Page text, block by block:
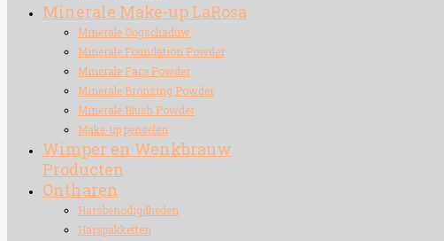
Minerale Make-up LaRosa
Minerale Oogschaduw
Minerale Foundation Powder
Minerale Face Powder
Minerale Bronzing Powder
Minerale Blush Powder
Make-up penselen
Wimper en Wenkbrauw
Producten
Ontharen
Harsbenodigdheden
Harspakketten